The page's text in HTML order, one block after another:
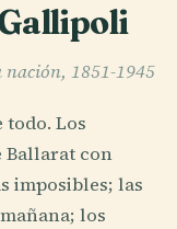
nación, 1851-1945
todo. Los
Ballarat con
imposibles; las
los